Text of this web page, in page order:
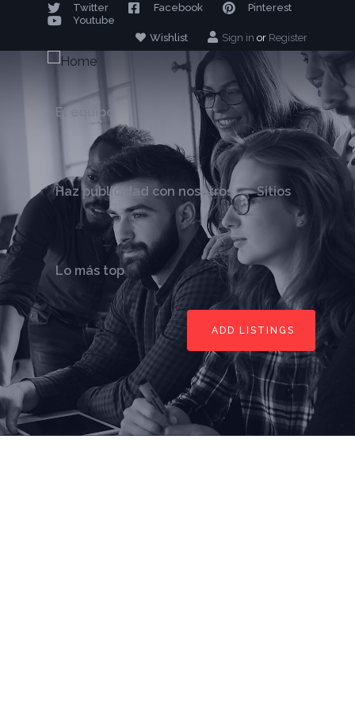
Twitter Facebook
Pinterest
Youtube
Wishlist
Sign in or Register
El equipo
Haz publicidad con nosotros Sitios
Lo más top
ADD LISTINGS